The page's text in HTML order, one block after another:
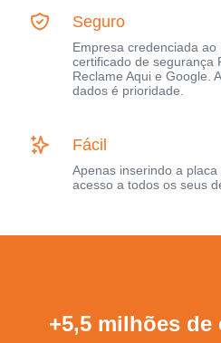
Seguro
Empresa credenciada ao
certificado de segurança
Reclame Aqui e Google.
dados é prioridade.
Fácil
Apenas inserindo a
acesso a todos os seus
+5,5 milhões